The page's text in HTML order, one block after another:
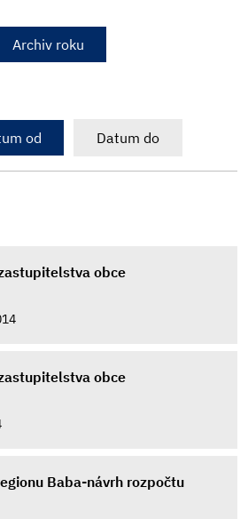
Archiv roku
od Datum do
obce
obce
Baba-návrh rozpočtu